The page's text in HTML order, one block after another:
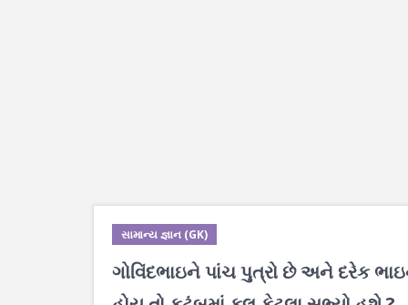
સામાન્ય જ્ઞાન (GK)
ગોવિંદભાઇને પાંચ પુત્રો છે અને દરેક